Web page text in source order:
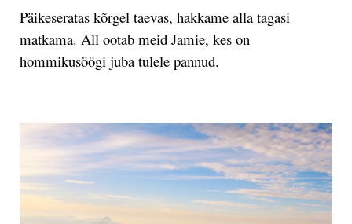
Päikeseratas kõrgel taevas, hakkame alla tagasi
matkama. All ootab meid Jamie, kes on
hommikusöögi juba tulele pannud.